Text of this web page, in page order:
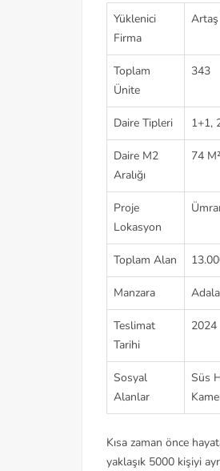
Yüklenici
Firma
Toplam
Ünite
343
Daire Tipleri 1+1,
Daire M2
Aralığı
74
Proje
Lokasyon
Toplam Alan
Manzara
Teslimat
Tarihi
2024
Sosyal
Alanlar
Süs
Kısa zaman önce
yaklaşık 5000 kişiyi